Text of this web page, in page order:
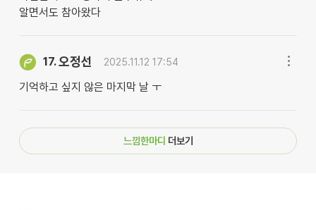
알면서도 참아왔다
17.오정선 2025.11.12 17:54
기억하고 싶지 않은 마지막 날 ㅜ
느낌한마디 더보기